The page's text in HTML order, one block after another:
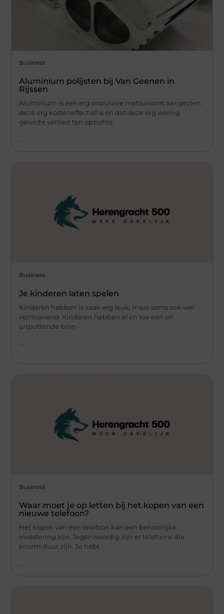
Business
Aluminium polijsten bij Van Geenen in
Rijssen
Aluminium is een erg populaire metaalsoort aangezien
deze erg kosteneffectief is en dat deze erg weinig
gewicht verliest ten opzichte
Business
Je kinderen laten spelen
Kinderen hebben is vaak erg leuk, maar soms ook wel
vermoeiend. Kinderen hebben af en toe een on
uitputtende bron
...
Business
Waar moet je op letten bij het kopen van een
nieuwe telefoon?
Het kopen van een telefoon kan een behoorlijke
investering zijn. Tegenwoordig zijn er telefoons die
enorm duur zijn. Je hebt